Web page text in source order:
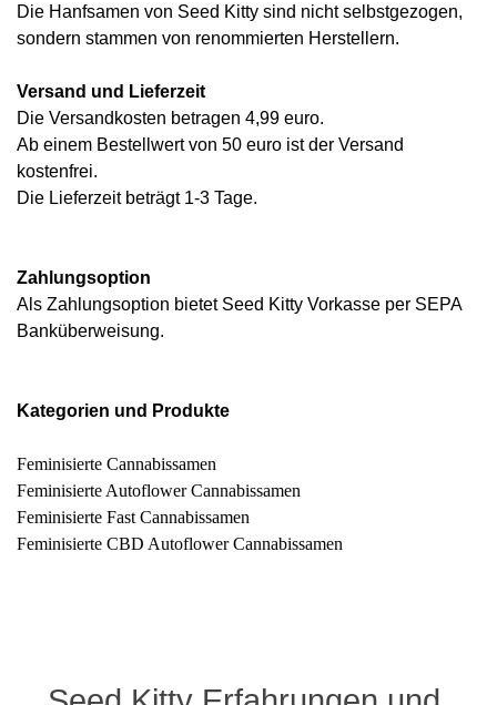
Die Hanfsamen von Seed Kitty sind nicht selbstgezogen,
sondern stammen von renommierten Herstellern.
Versand und Lieferzeit
Die Versandkosten betragen 4,99 euro.
Ab einem Bestellwert von 50 euro ist der Versand
kostenfrei.
Die Lieferzeit beträgt 1-3 Tage.
Zahlungsoption
Als Zahlungsoption bietet Seed Kitty Vorkasse per SEPA
Banküberweisung.
Kategorien und Produkte
Feminisierte Cannabissamen
Feminisierte Autoflower Cannabissamen
Feminisierte Fast Cannabissamen
Feminisierte CBD Autoflower Cannabissamen